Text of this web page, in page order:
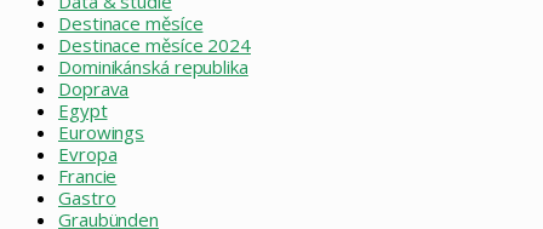
Destinace měsíce
Destinace měsíce 2024
Dominikánská republika
Doprava
Egypt
Eurowings
Evropa
Francie
Gastro
Graubünden